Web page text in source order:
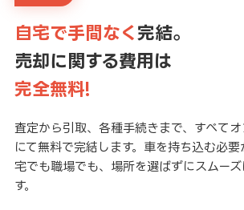
自宅で手間なく 完結。
売却に関する費用は
完全無料!
査定から引取、各種手続きまで、すべて
にて無料で完結します。車を持ち込む必要
宅でも職場でも、場所を選ばずにスムー
す。